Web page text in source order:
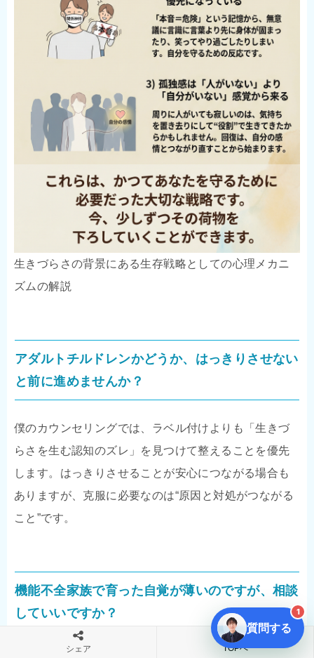
生きづらさの背景にある生存戦略としての心理メカニ
ズムの解説
アダルトチルドレンかどうか、はっきりさせない
と前に進めませんか？
僕のカウンセリングでは、ラベル付けよりも「生きづ
らさを生む認知のズレ」を見つけて整えることを優先
します。はっきりさせることが安心につながる場合も
ありますが、克服に必要なのは“原因と対処がつながる
こと”です。
機能不全家族で育った自覚が薄いのですが、相談
していいですか？
シェア TOPへ
質問する
1